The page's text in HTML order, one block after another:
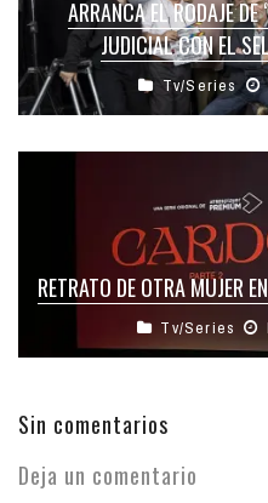
ARRANCA EL RODAJE DE
JUDICIAL CON EL
Tv/Series
RETRATO DE OTRA MUJER
Tv/Series
Sin comentarios
Deja un comentario